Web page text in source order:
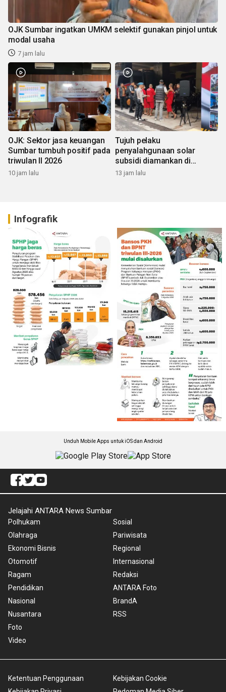
OJK Sumbar ingatkan UMKM selektif gunakan pinjol untuk
modal usaha
7 jam lalu
OJK: Sektor jasa keuangan
Sumbar tumbuh positif pada
triwulan II 2026
10 jam lalu
Tujuh pelaku
penyalahgunaan solar
subsidi diamankan di
Sumbar
13 jam lalu
Infografik
Unduh Mobile Apps untuk iOS dan Android
Jelajahi ANTARA News Sumbar
Polhukam
Olahraga
Ekonomi Bisnis
Otomotif
Ragam
Pendidikan
Nasional
Nusantara
Foto
Video
Sosial
Pariwisata
Regional
Internasional
Redaksi
ANTARA Foto
BrandA
RSS
Ketentuan Penggunaan
Kebijakan Cookie